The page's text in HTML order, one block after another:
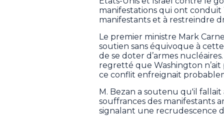
manifestations qui ont conduit
manifestants et à restreindre
Le premier ministre Mark
soutien sans équivoque à
de se doter d’armes
regretté que Washington
ce conflit enfreignait
M. Bezan a soutenu qu'il
souffrances des manifestants
signalant une recrudescence